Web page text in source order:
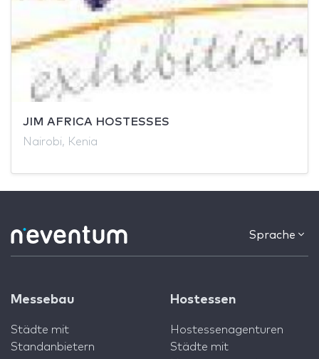
JIM AFRICA HOSTESSES
Nairobi, Kenia
Sprache
Messebau
Städte mit
Standanbietern
Hostessen
Hostessenagenturen
Städte mit